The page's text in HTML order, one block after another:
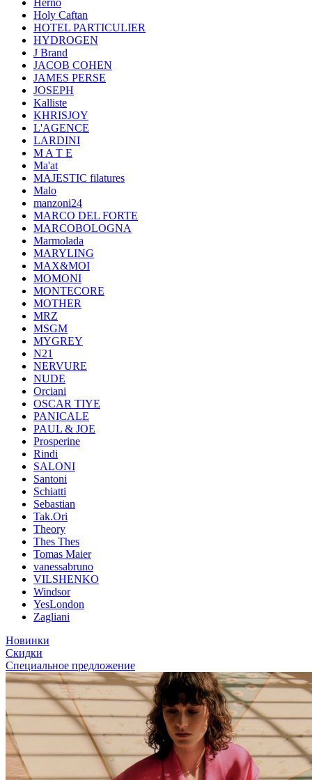
Herno
Holy Caftan
HOTEL PARTICULIER
HYDROGEN
J Brand
JACOB COHEN
JAMES PERSE
JOSEPH
Kalliste
KHRISJOY
L'AGENCE
LARDINI
M A T E
Ma'at
MAJESTIC filatures
Malo
manzoni24
MARCO DEL FORTE
MARCOBOLOGNA
Marmolada
MARYLING
MAX&MOI
MOMONI
MONTECORE
MOTHER
MRZ
MSGM
MYGREY
N21
NERVURE
NUDE
Orciani
OSCAR TIYE
PANICALE
PAUL & JOE
Prosperine
Rindi
SALONI
Santoni
Schiatti
Sebastian
Tak.Ori
Theory
Thes Thes
Tomas Maier
vanessabruno
VILSHENKO
Windsor
YesLondon
Zagliani
Новинки
Скидки
Специальное предложение